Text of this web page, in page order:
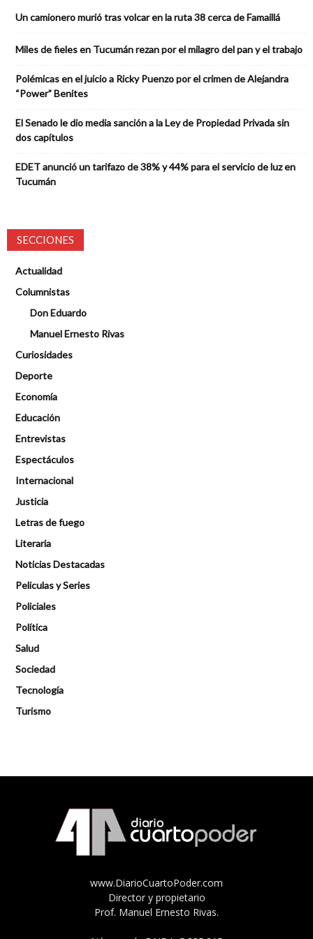
Un camionero murió tras volcar en la ruta 38 cerca de Famaillá
Miles de fieles en Tucumán rezan por el milagro del pan y el trabajo
Polémicas en el juicio a Ricky Puenzo por el crimen de Alejandra
“Power” Benites
El Senado le dio media sanción a la Ley de Propiedad Privada sin
dos capítulos
EDET anunció un tarifazo de 38% y 44% para el servicio de luz en
Tucumán
SECCIONES
Actualidad
Columnistas
Don Eduardo
Manuel Ernesto Rivas
Curiosidades
Deporte
Economía
Educación
Entrevistas
Espectáculos
Internacional
Justicia
Letras de fuego
Literaria
Noticias Destacadas
Peliculas y Series
Policiales
Política
Salud
Sociedad
Tecnología
Turismo
www.DiarioCuartoPoder.com
Director y propietario
Prof. Manuel Ernesto Rivas.